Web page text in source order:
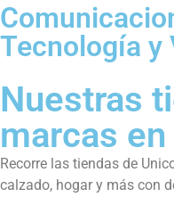
Tecnología y
Nuestras
marcas
Recorre las tiendas de
calzado, hogar y más con